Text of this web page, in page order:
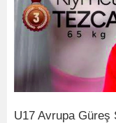
U17 Avrupa Güreş